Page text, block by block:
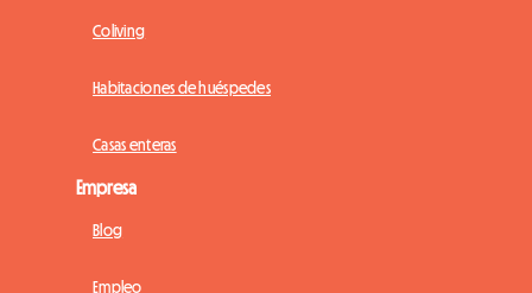
Coliving
Habitaciones de huéspedes
Casas enteras
Empresa
Blog
Empleo